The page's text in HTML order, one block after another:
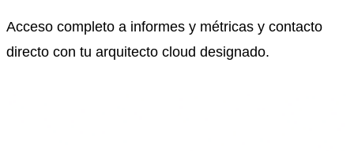
Acceso completo a informes y métricas y contacto
directo con tu arquitecto cloud designado.